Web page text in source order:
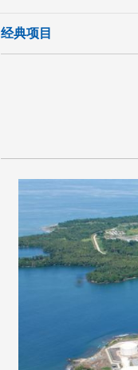
经典项目